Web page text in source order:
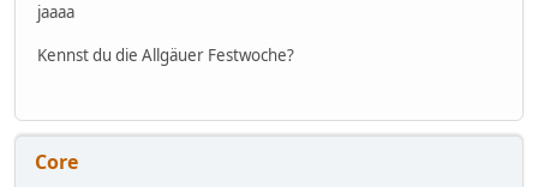
jaaaa
Kennst du die Allgäuer Festwoche?
Core